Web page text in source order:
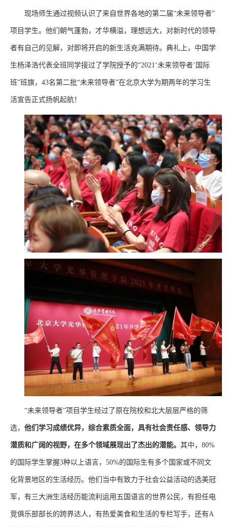
现场师生通过视频认识了来自世界各地的第二届“未来领导者”
项目学生。他们朝气蓬勃，才华横溢，理想远大，对新时代的领导
者有自己的见解，对即将开启的新生活充满期待。典礼上，中国学
生杨泽浩代表全班同学接过了学院授予的“2021‘未来领导者’国际
班”班旗，43名第二批“未来领导者”在北京大学为期两年的学习生
活宣告正式扬帆起航！
“未来领导者”项目学生经过了原在院校和北大层层严格的筛
选， 他们学习成绩优异，综合素质全面，具有社会责任感、领导力
潜质和广阔的视野，在多个领域展现出了杰出的潜能。 其中，80%
的国际学生掌握3种以上语言，50%的国际生有多个国家或不同文
化背景地区的生活经历。他们当中有致力于社会公益活动的选美冠
军，有三大洲生活经历能流利运用五国语言的世界公民，有担任电
竞俱乐部部长的跨界达人，有热爱美食和生活的专栏写手，还有A